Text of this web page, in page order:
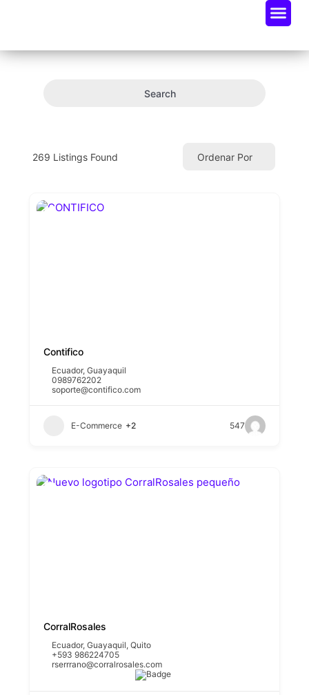
Search
269 Listings Found Ordenar Por
Contifico
Ecuador,Guayaquil
0989762202
soporte@contifico.com
E-Commerce +2 547
CorralRosales
Ecuador,Guayaquil,Quito
+593 986224705
rserrrano@corralrosales.com